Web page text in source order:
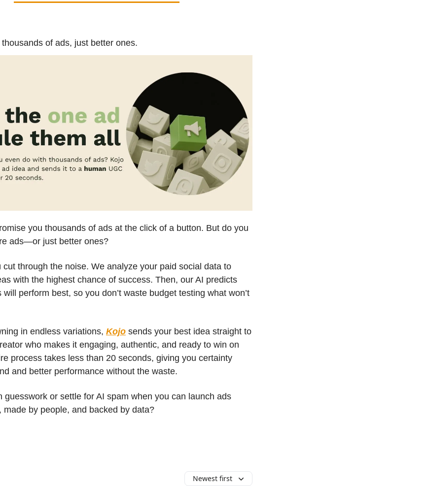
thousands of ads, just better ones.
you thousands of ads at the click of a button. But do you
ads—or just better ones?
cut through the noise. We analyze your paid social data to
with the highest chance of success. Then, our AI predicts
perform best, so you don’t waste budget testing what won’t
in endless variations, Kojo sends your best idea straight to
who makes it engaging, authentic, and ready to win on
process takes less than 20 seconds, giving you certainty
and better performance without the waste.
guesswork or settle for AI spam when you can launch ads
made by people, and backed by data?
Newest first